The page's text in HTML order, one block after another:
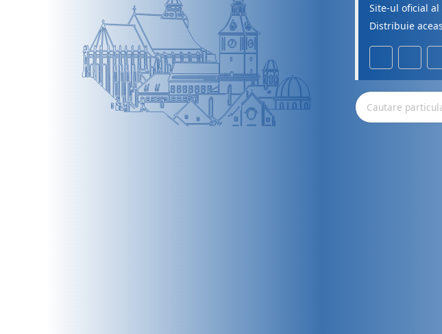
Site-ul oficial
Distribuie